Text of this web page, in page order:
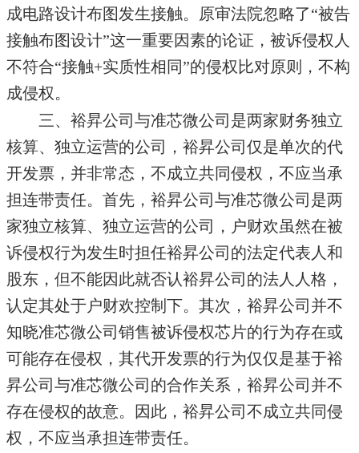
成电路设计布图发生接触。原审法院忽略了“被告
接触布图设计”这一重要因素的论证，被诉侵权人
不符合“接触+实质性相同”的侵权比对原则，不构
成侵权。
三、裕昇公司与准芯微公司是两家财务独立
核算、独立运营的公司，裕昇公司仅是单次的代
开发票，并非常态，不成立共同侵权，不应当承
担连带责任。首先，裕昇公司与准芯微公司是两
家独立核算、独立运营的公司，户财欢虽然在被
诉侵权行为发生时担任裕昇公司的法定代表人和
股东，但不能因此就否认裕昇公司的法人人格，
认定其处于户财欢控制下。其次，裕昇公司并不
知晓准芯微公司销售被诉侵权芯片的行为存在或
可能存在侵权，其代开发票的行为仅仅是基于裕
昇公司与准芯微公司的合作关系，裕昇公司并不
存在侵权的故意。因此，裕昇公司不成立共同侵
权，不应当承担连带责任。